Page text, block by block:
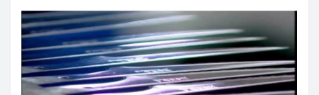
Arcosидеальный для домашнего использования, а
также для работы на небольших кухнях.
В набор ножей входят:
гибкий нож для хамона, окорока 275 мм
мусат для правки ножей 230 мм